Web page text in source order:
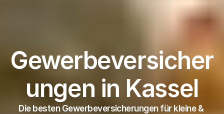
Gewerbeversicher
ungen in Kassel
Die besten Gewerbeversicherungen für kleine &